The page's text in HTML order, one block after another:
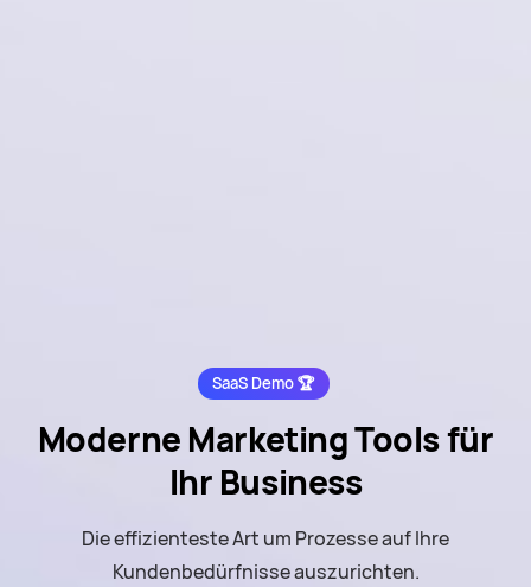
SaaS Demo 🏆
Moderne Marketing Toolsfür
Ihr Business
Die effizienteste Art um Prozesse auf Ihre
Kundenbedürfnisse auszurichten.